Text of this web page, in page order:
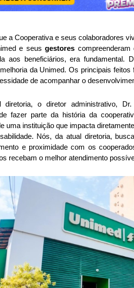
a Cooperativa e seus colaboradores
e seusgestores
aos beneficiários, era
da Unimed. Os principais
de acompanhar o
diretoria, o diretor administrativo,
fazer parte da história da
uma instituição que impacta
Nós, da atual diretoria,
e proximidade com os
recebam o melhor atendimento